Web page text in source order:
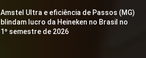
Amstel Ultra e eficiência de Passos (MG)
blindam lucro da Heineken no Brasil no
1º semestre de 2026